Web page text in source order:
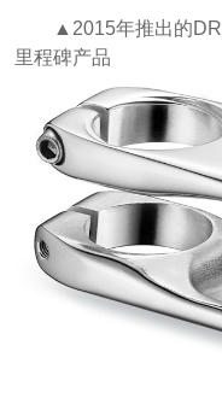
▲2015年推出的
里程碑产品